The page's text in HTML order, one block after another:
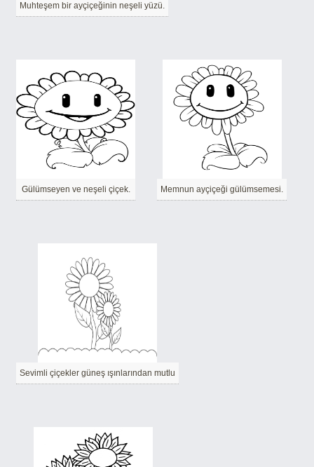
Muhteşem bir ayçiçeğinin neşeli yüzü.
Gülümseyen ve neşeli çiçek. Memnun ayçiçeği gülümsemesi.
Sevimli çiçekler güneş ışınlarından mutlu